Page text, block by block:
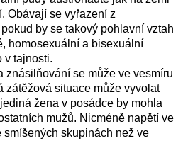
Obávají se vyřazení z
by se takový pohlavní vztah
homosexuální a bisexuální
v tajnosti.
znásilňování se může ve vesmíru
zátěžová situace může vyvolat
žena v posádce by mohla
mužů. Nicméně napětí ve
skupinách než ve